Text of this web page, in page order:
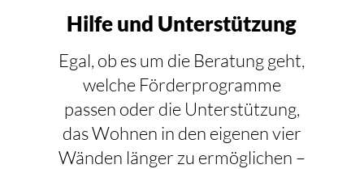
Hilfe und Unterstützung
Egal, ob es um die Beratung geht,
welche Förderprogramme
passen oder die Unterstützung,
das Wohnen in den eigenen vier
Wänden länger zu ermöglichen –